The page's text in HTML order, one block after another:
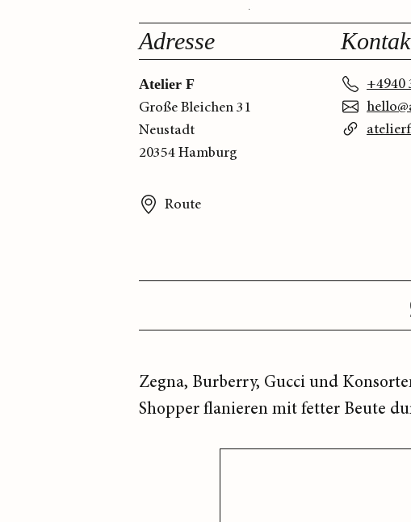
Adresse
Atelier F
Große Bleichen 31
Neustadt
20354 Hamburg
Route
+4940
Zegna, Burberry, Gucci und
Shopper flanieren mit fetter Beute